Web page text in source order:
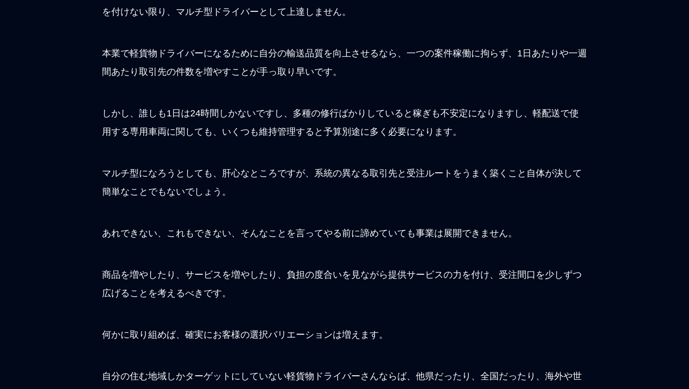
を付けない限り、マルチ型ドライバーとして上達しません。
本業で軽貨物ドライバーになるために自分の輸送品質を向上させるなら、一つの案件稼働に拘らず、1日あたりや一週
間あたり取引先の件数を増やすことが手っ取り早いです。
しかし、誰しも1日は24時間しかないですし、多種の修行ばかりしていると稼ぎも不安定になりますし、軽配送で使
用する専用車両に関しても、いくつも維持管理すると予算別途に多く必要になります。
マルチ型になろうとしても、肝心なところですが、系統の異なる取引先と受注ルートをうまく築くこと自体が決して
簡単なことでもないでしょう。
あれできない、これもできない、そんなことを言ってやる前に諦めていても事業は展開できません。
商品を増やしたり、サービスを増やしたり、負担の度合いを見ながら提供サービスの力を付け、受注間口を少しずつ
広げることを考えるべきです。
何かに取り組めば、確実にお客様の選択バリエーションは増えます。
自分の住む地域しかターゲットにしていない軽貨物ドライバーさんならば、他県だったり、全国だったり、海外や世